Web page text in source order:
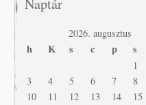
Naptár
2026. augusztus
h K s c p s
1
3
4 5 6 7 8
10
11 12 13 14 15